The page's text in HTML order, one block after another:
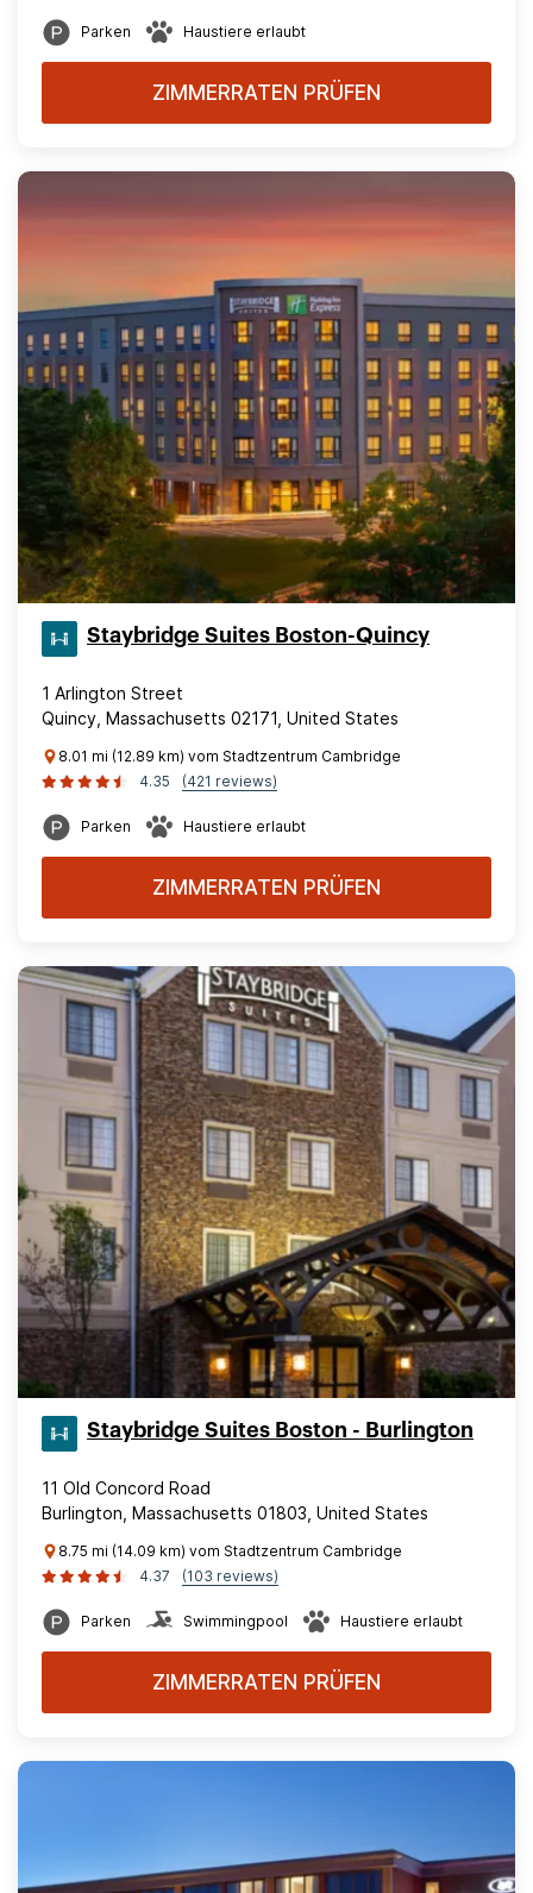
Parken Haustiere erlaubt
ZIMMERRATEN PRÜFEN
Staybridge Suites Boston-Quincy
1 Arlington Street
Quincy, Massachusetts 02171, United States
8.01 mi (12.89 km) vom Stadtzentrum Cambridge
4.35
(421 reviews)
Parken Haustiere erlaubt
ZIMMERRATEN PRÜFEN
Staybridge Suites Boston - Burlington
11 Old Concord Road
Burlington, Massachusetts 01803, United States
8.75 mi (14.09 km) vom Stadtzentrum Cambridge
4.37
(103 reviews)
Parken Swimmingpool Haustiere erlaubt
ZIMMERRATEN PRÜFEN